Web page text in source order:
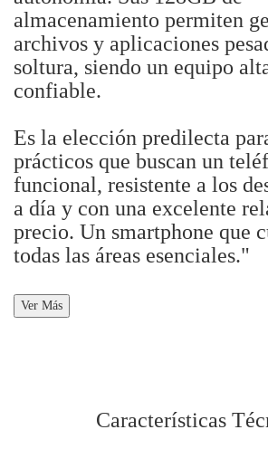
almacenamiento permiten
archivos y aplicaciones
soltura, siendo un equipo
confiable.
Es la elección predilecta
prácticos que buscan un
funcional, resistente a los
a día y con una excelente
precio. Un smartphone que
todas las áreas esenciales."
Ver Más
Características